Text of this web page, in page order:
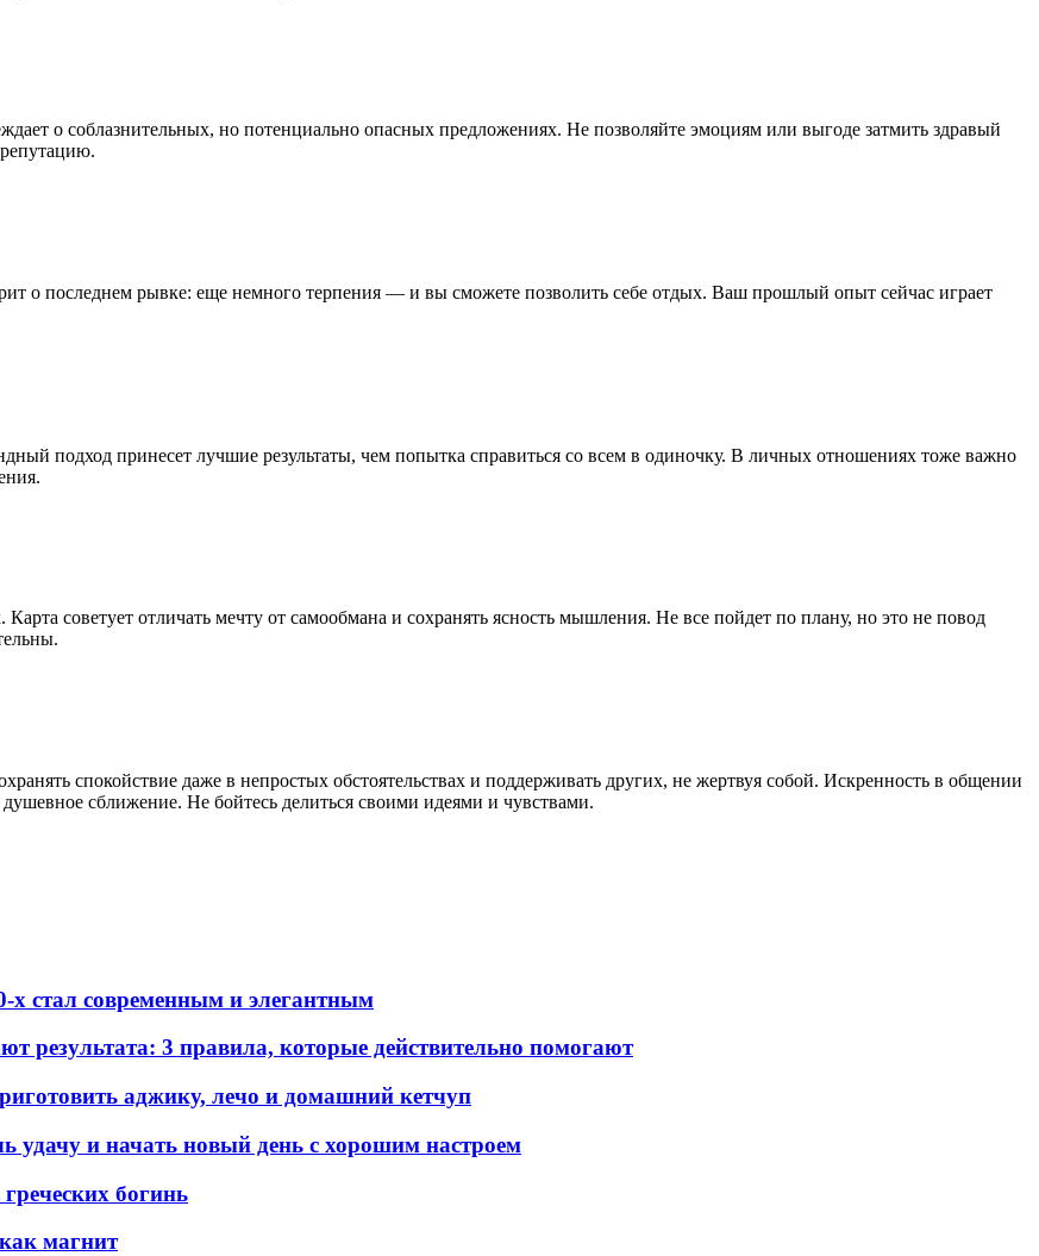
о соблазнительных, но потенциально опасных предложениях. Не позволяйте эмоциям или выгоде затмить здравый
о последнем рывке: еще немного терпения — и вы сможете позволить себе отдых. Ваш прошлый опыт сейчас играет
подход принесет лучшие результаты, чем попытка справиться со всем в одиночку. В личных отношениях тоже важно
советует отличать мечту от самообмана и сохранять ясность мышления. Не все пойдет по плану, но это не повод
спокойствие даже в непростых обстоятельствах и поддерживать других, не жертвуя собой. Искренность в общении
сближение. Не бойтесь делиться своими идеями и чувствами.
х стал современным и элегантным
результата: 3 правила, которые действительно помогают
аджику, лечо и домашний кетчуп
и начать новый день с хорошим настроем
богинь
магнит